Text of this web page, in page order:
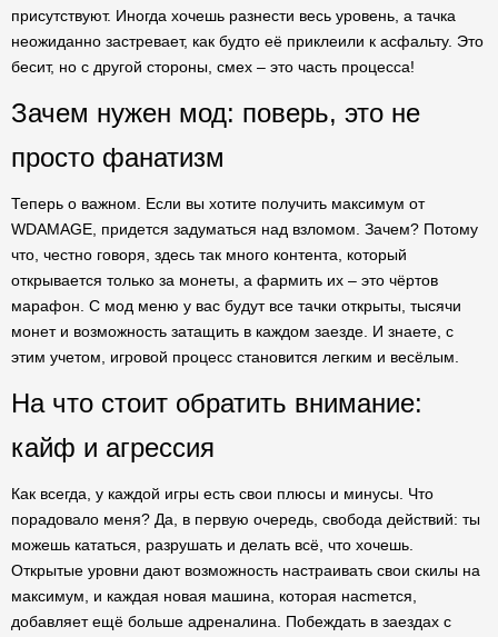
присутствуют. Иногда хочешь разнести весь уровень, а тачка
неожиданно застревает, как будто её приклеили к асфальту. Это
бесит, но с другой стороны, смех – это часть процесса!
Зачем нужен мод: поверь, это не
просто фанатизм
Теперь о важном. Если вы хотите получить максимум от
WDAMAGE, придется задуматься над взломом. Зачем? Потому
что, честно говоря, здесь так много контента, который
открывается только за монеты, а фармить их – это чёртов
марафон. С мод меню у вас будут все тачки открыты, тысячи
монет и возможность затащить в каждом заезде. И знаете, с
этим учетом, игровой процесс становится легким и весёлым.
На что стоит обратить внимание:
кайф и агрессия
Как всегда, у каждой игры есть свои плюсы и минусы. Что
порадовало меня? Да, в первую очередь, свобода действий: ты
можешь кататься, разрушать и делать всё, что хочешь.
Открытые уровни дают возможность настраивать свои скилы на
максимум, и каждая новая машина, которая насmется,
добавляет ещё больше адреналина. Побеждать в заездах с